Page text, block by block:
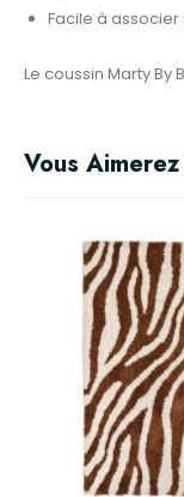
Facile à
Le coussin Marty
Vous